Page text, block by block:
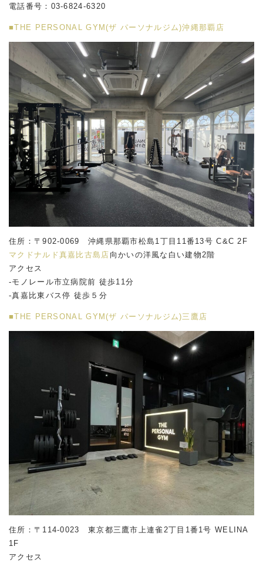
電話番号：03-6824-6320
■THE PERSONAL GYM(ザ パーソナルジム)沖縄那覇店
住所：〒902-0069 沖縄県那覇市松島1丁目11番13号 C&C 2F
マクドナルド真嘉比古島店 向かいの洋風な白い建物2階
アクセス
-モノレール市立病院前 徒歩11分
-真嘉比東バス停 徒歩５分
■THE PERSONAL GYM(ザ パーソナルジム)三鷹店
住所：〒114-0023 東京都三鷹市上連雀2丁目1番1号 WELINA
1F
アクセス